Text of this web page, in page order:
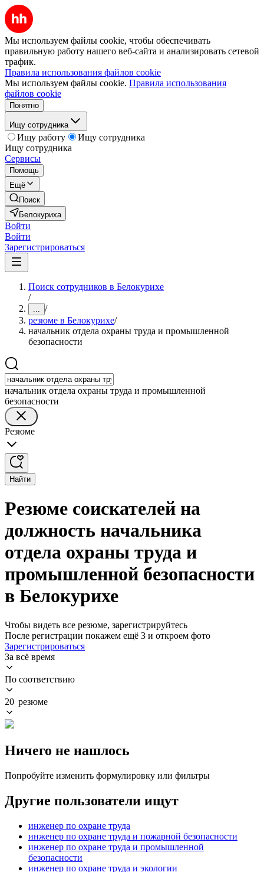
Мы используем файлы cookie, чтобы обеспечивать
правильную работу нашего веб-сайта и анализировать сетевой
трафик.
Правила использования файлов cookie
Мы используем файлы cookie. Правила использования
файлов cookie
Понятно
Ищу сотрудника
Ищу работу
Ищу сотрудника
Ищу сотрудника
Сервисы
Помощь
Ещё
Поиск
Белокуриха
Войти
Войти
Зарегистрироваться
Поиск сотрудников в Белокурихе
/
... /
резюме в Белокурихе/
начальник отдела охраны труда и промышленной
безопасности
начальник отдела охраны труда и промышленной
безопасности
Резюме
Найти
Резюме соискателей на
должность начальника
отдела охраны труда и
промышленной безопасности
в Белокурихе
Чтобы видеть все резюме, зарегистрируйтесь
После регистрации покажем ещё 3 и откроем фото
Зарегистрироваться
За всё время
По соответствию
20 резюме
Ничего не нашлось
Попробуйте изменить формулировку или фильтры
Другие пользователи ищут
инженер по охране труда
инженер по охране труда и пожарной безопасности
инженер по охране труда и промышленной
безопасности
инженер по охране труда и экологии